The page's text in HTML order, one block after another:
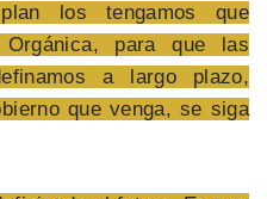
los tengamos que
para que las
a largo plazo,
que venga, se siga